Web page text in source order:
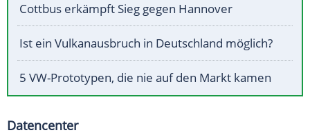
Cottbus erkämpft Sieg gegen Hannover
Ist ein Vulkanausbruch in Deutschland möglich?
5 VW-Prototypen, die nie auf den Markt kamen
Datencenter